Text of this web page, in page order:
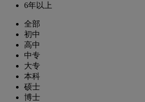
6年以上
全部
初中
高中
中专
大专
本科
硕士
博士